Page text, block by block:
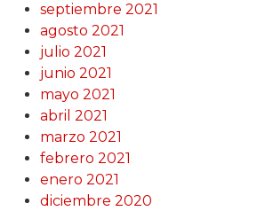
septiembre 2021
agosto 2021
julio 2021
junio 2021
mayo 2021
abril 2021
marzo 2021
febrero 2021
enero 2021
diciembre 2020